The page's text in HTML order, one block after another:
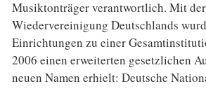
Musiktonträger verantwortlich. Mit der
Wiedervereinigung Deutschlands
Einrichtungen zu einer
2006 einen erweiterten gesetzlichen
neuen Namen erhielt: Deutsche